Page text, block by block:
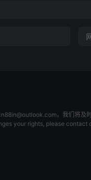
，我们将及时
your rights, please contact